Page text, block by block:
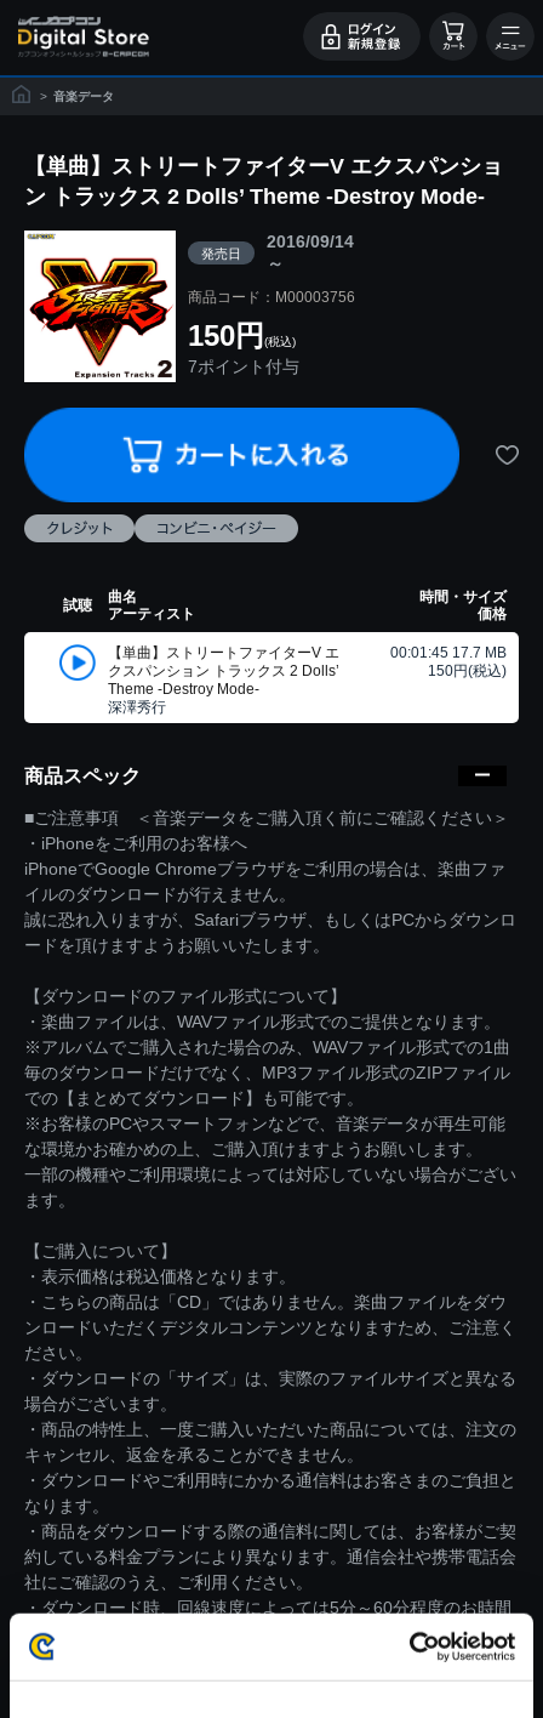
> 音楽データ
【単曲】ストリートファイターV エクスパンショ
ン トラックス 2 Dolls’ Theme -Destroy Mode-
発売日
2016/09/14
～
商品コード：M00003756
150円 (税込)
7ポイント付与
試聴
曲名
アーティスト
時間・サイズ
価格
【単曲】ストリートファイターV エ
クスパンション トラックス 2 Dolls’
Theme -Destroy Mode-
深澤秀行
00:01:45 17.7 MB
150円(税込)
商品スペック
■ご注意事項 ＜音楽データをご購入頂く前にご確認ください＞
・iPhoneをご利用のお客様へ
iPhoneでGoogle Chromeブラウザをご利用の場合は、楽曲ファ
イルのダウンロードが行えません。
誠に恐れ入りますが、Safariブラウザ、もしくはPCからダウンロ
ードを頂けますようお願いいたします。
【ダウンロードのファイル形式について】
・楽曲ファイルは、WAVファイル形式でのご提供となります。
※アルバムでご購入された場合のみ、WAVファイル形式での1曲
毎のダウンロードだけでなく、MP3ファイル形式のZIPファイル
での【まとめてダウンロード】も可能です。
※お客様のPCやスマートフォンなどで、音楽データが再生可能
な環境かお確かめの上、ご購入頂けますようお願いします。
一部の機種やご利用環境によっては対応していない場合がござい
ます。
【ご購入について】
・表示価格は税込価格となります。
・こちらの商品は「CD」ではありません。楽曲ファイルをダウ
ンロードいただくデジタルコンテンツとなりますため、ご注意く
ださい。
・ダウンロードの「サイズ」は、実際のファイルサイズと異なる
場合がございます。
・商品の特性上、一度ご購入いただいた商品については、注文の
キャンセル、返金を承ることができません。
・ダウンロードやご利用時にかかる通信料はお客さまのご負担と
なります。
・商品をダウンロードする際の通信料に関しては、お客様がご契
約している料金プランにより異なります。通信会社や携帯電話会
社にご確認のうえ、ご利用ください。
・ダウンロード時、回線速度によっては5分～60分程度のお時間
がかかる場合がございます。
※ご購入いただいたファイルのダウンロードの際には、通信環境
が安定しているWifi環境でお試しください。